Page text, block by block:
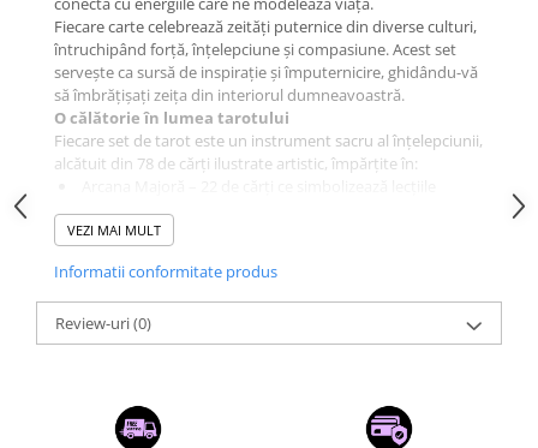
Fiecare carte celebrează zeități puternice din diverse culturi,
întruchipând forță, înțelepciune și compasiune. Acest set
servește ca sursă de inspirație și împuternicire, ghidându-vă
să îmbrățișați zeița din interiorul dumneavoastră.
O călătorie în lumea tarotului
Fiecare set de tarot este un instrument sacru al înțelepciunii,
alcătuit din 78 de cărți ilustrate artistic, împărțite în:
esențiale ale vieții, forțele cosmice și energiile arhetipale.
Arcana Minoră – 56 de cărți ce reflectă experiențele
Fiecare pachet include un ghid explicativ cu interpretări și
sfaturi – ideal atât pentru începători, cât și pentru cititorii
experimentați.
VEZI MAI MULT
Informatii conformitate produs
Review-uri(0)